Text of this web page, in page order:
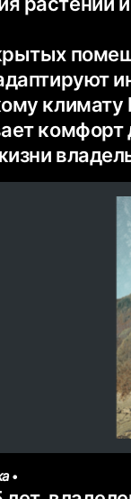
климату
комфорт
•